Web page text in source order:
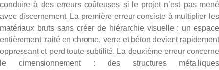
conduire à des erreurs coûteuses si le projet n’est pas mené
avec discernement. La première erreur consiste à multiplier les
matériaux bruts sans créer de hiérarchie visuelle : un espace
entièrement traité en chrome, verre et béton devient rapidement
oppressant et perd toute subtilité. La deuxième erreur concerne
le dimensionnement : des structures métalliques